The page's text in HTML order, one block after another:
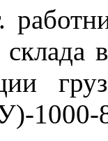
1000-